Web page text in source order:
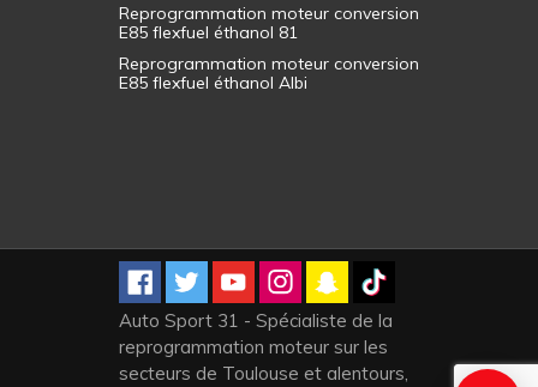
Reprogrammation moteur conversion
E85 flexfuel éthanol 81
Reprogrammation moteur conversion
E85 flexfuel éthanol Albi
Auto Sport 31 - Spécialiste de la
reprogrammation moteur sur les
secteurs de Toulouse et alentours,